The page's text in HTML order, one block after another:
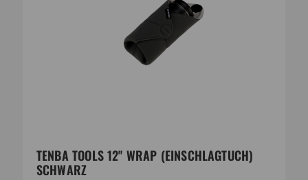
TENBA TOOLS 12" WRAP (EINSCHLAGTUCH)
SCHWARZ